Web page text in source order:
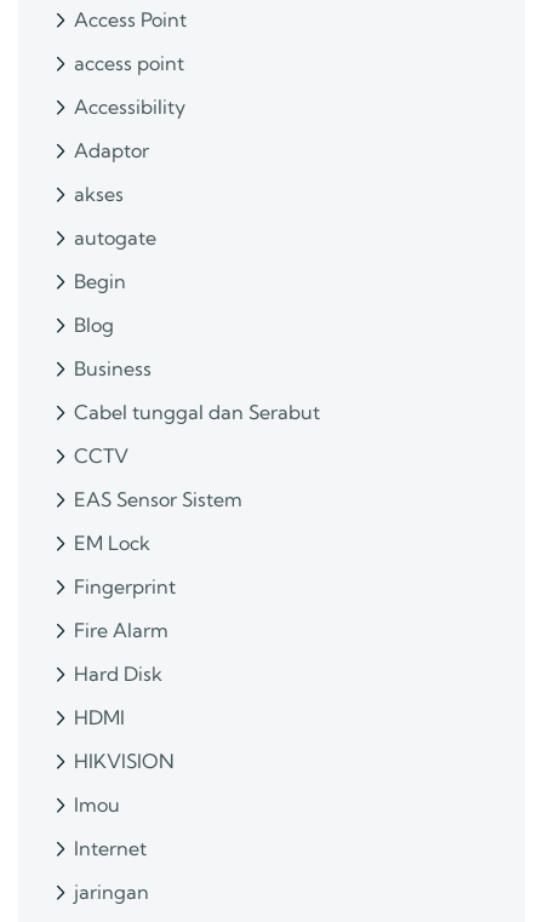
Access Point
access point
Accessibility
Adaptor
akses
autogate
Begin
Blog
Business
Cabel tunggal dan Serabut
CCTV
EAS Sensor Sistem
EM Lock
Fingerprint
Fire Alarm
Hard Disk
HDMI
HIKVISION
Imou
Internet
jaringan